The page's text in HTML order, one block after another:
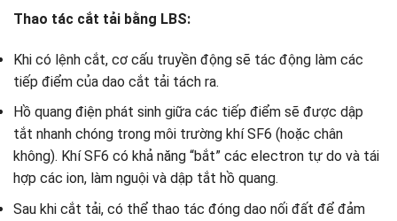
Thao tác cắt tải bằng LBS:
Khi có lệnh cắt, cơ cấu truyền động sẽ tác động làm các
tiếp điểm của dao cắt tải tách ra.
Hồ quang điện phát sinh giữa các tiếp điểm sẽ được dập
tắt nhanh chóng trong môi trường khí SF6 (hoặc chân
không). Khí SF6 có khả năng “bắt” các electron tự do và tái
hợp các ion, làm nguội và dập tắt hồ quang.
Sau khi cắt tải, có thể thao tác đóng dao nối đất để đảm